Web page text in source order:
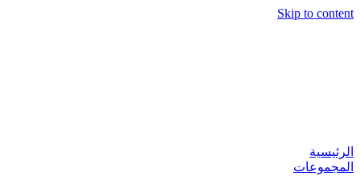
Skip to content
الرئيسية
المجموعات